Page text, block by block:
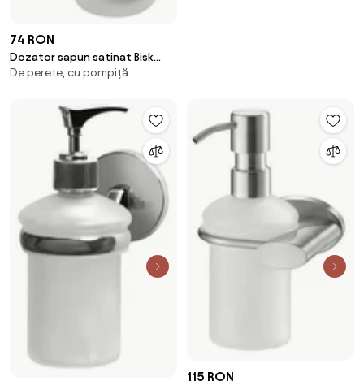
74 RON
Dozator sapun satinat Bisk
Dakota
De perete, cu pompiță
115 RON